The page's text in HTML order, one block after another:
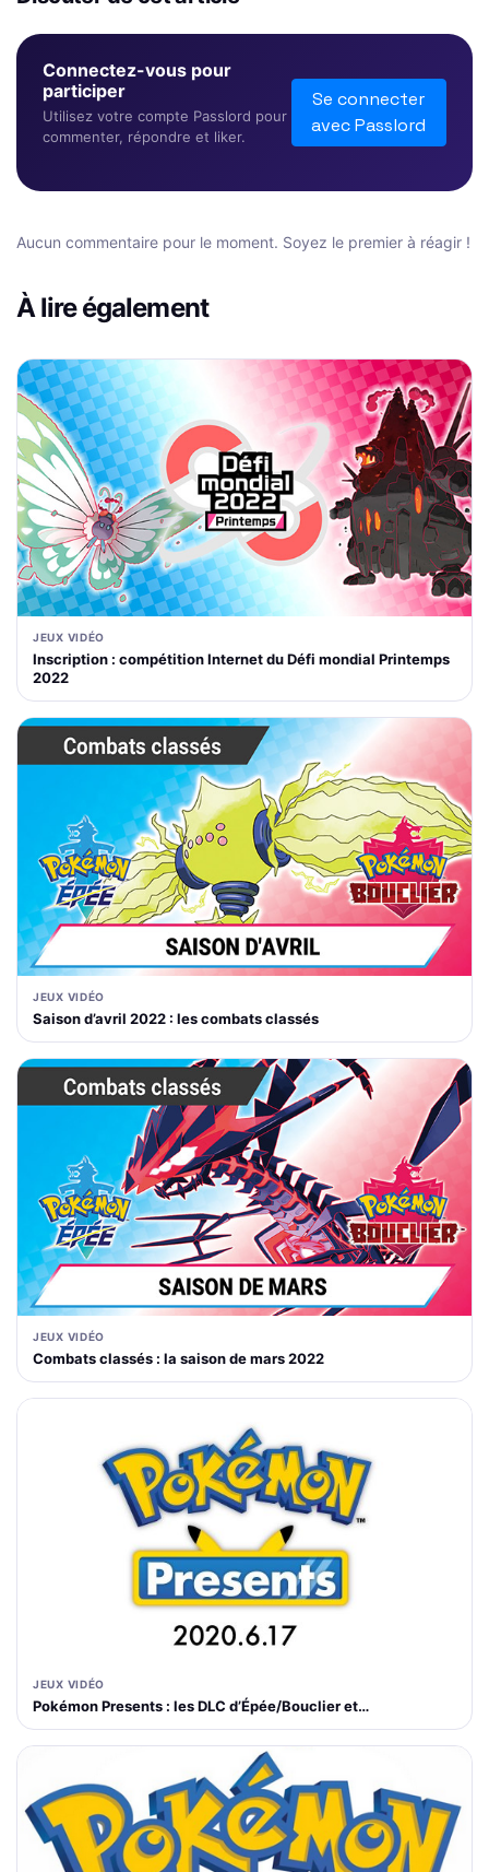
Connectez-vous pour
participer
Utilisez votre compte Passlord pour
commenter, répondre et liker.
Se connecter
avec Passlord
Aucun commentaire pour le moment. Soyez le premier à réagir !
À lire également
JEUX VIDÉO
Inscription : compétition Internet du Défi mondial Printemps
2022
JEUX VIDÉO
Saison d’avril 2022 : les combats classés
JEUX VIDÉO
Combats classés : la saison de mars 2022
JEUX VIDÉO
Pokémon Presents : les DLC d’Épée/Bouclier et…